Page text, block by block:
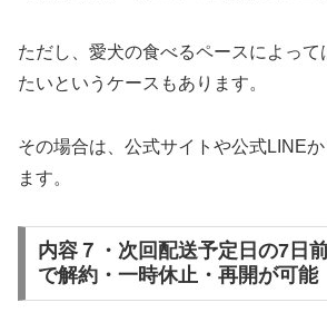
ただし、愛犬の食べるペースによっ
たいというケースもあります。
その場合は、公式サイトや公式LINE
ます。
内容７・次回配送予定日の7日
で解約・一時休止・再開が可能